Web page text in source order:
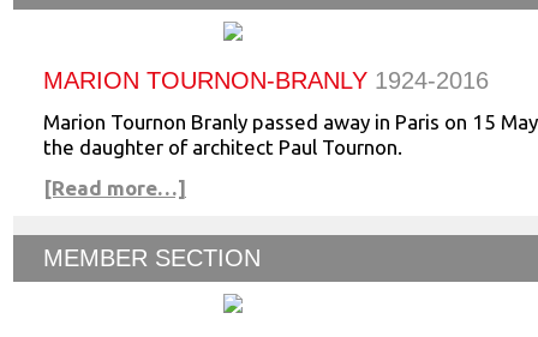
MARION TOURNON-BRANLY 1924-2016
Marion Tournon Branly passed away in Paris on 15
the daughter of architect Paul Tournon.
[Read more…]
MEMBER SECTION